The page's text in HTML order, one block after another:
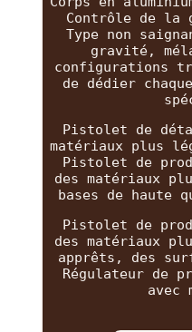
Contrôle de la
Type non
gravité,
configurations
de dédier
Pistolet de
matériaux plus
Pistolet de
des matériaux
bases de haute
Pistolet de
des matériaux
apprêts, des
Régulateur de
avec